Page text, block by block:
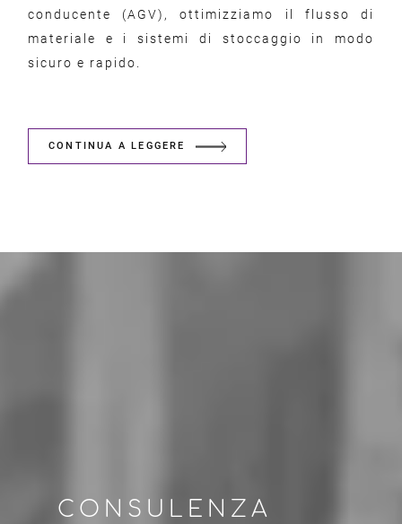
conducente (AGV), ottimizziamo il flusso di
materiale e i sistemi di stoccaggio in modo
sicuro e rapido.
CONTINUA A LEGGERE
CONSULENZA